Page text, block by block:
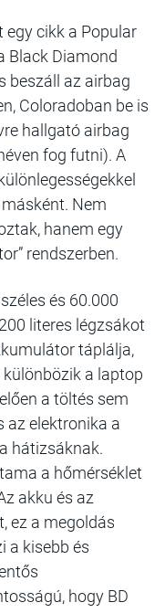
egy cikk a Popular
Black Diamond
beszáll az airbag
Coloradoban be is
hallgató airbag
fog futni). A
Nem
hanem egy
rendszerben.
és 60.000
literes légzsákot
táplálja,
a laptop
a töltés sem
az elektronika a
hátizsáknak.
a hőmérséklet
akku és az
ez a megoldás
a kisebb és
hogy BD